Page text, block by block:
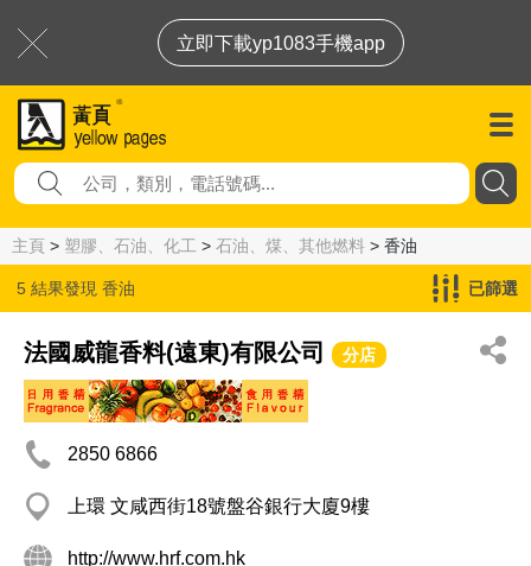
立即下載yp1083手機app
主頁 > 塑膠、石油、化工 > 石油、煤、其他燃料 > 香油
5 結果發現 香油 已篩選
法國威龍香料(遠東)有限公司 分店
2850 6866
上環 文咸西街18號盤谷銀行大廈9樓
http://www.hrf.com.hk